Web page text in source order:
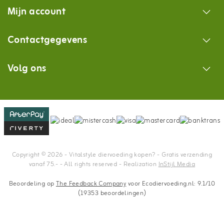
Mijn account
Contactgegevens
Volg ons
Copyright © 2026 - Vitalstyle diervoeding kopen? - Gratis verzending
vanaf 75.- - All rights reserved - RealizationInStijl Media
Beoordeling opThe Feedback Companyvoor Ecodiervoeding.nl: 9.1/10
(19353 beoordelingen)